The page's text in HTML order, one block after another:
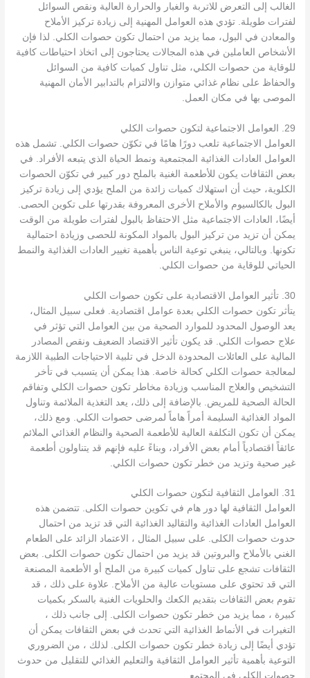
الغالب إلى التعرض للاتربة والغبار والحرارة العالية ونقص السوائل
لفترات طويلة. تؤدي هذه العوامل المهنية إلى زيادة تركيز الأملاح
والمعادن في البول، مما يزيد من احتمال تكون حصوات الكلي. لذا فإن
الأشخاص العاملين في هذه المجالات يحتاجون إلى اتخاذ احتياطات كافية
للوقاية من حصوات الكلي، مثل تناول كميات كافية من السوائل
والحفاظ على نظام غذائي متوازن والالتزام بالتدابير الأمان المهنية
الموصى بها في مكان العمل.
29. العوامل الاجتماعية لتكون حصوات الكلي
العوامل الاجتماعية تلعب دورًا هامًا في تكوّن حصوات الكلي. تشمل هذه
العوامل العادات الغذائية المجتمعية ونمط الحياة الذي يتبعه الأفراد. في
بعض الثقافات يكون للأطعمة الغنية بالملح دور كبير في تكوّن الحصوات
الكلوية، حيث أن استهلاك كميات زائدة من الملح يؤدي إلى زيادة تركيز
البول بالكالسيوم والأملاح الأخرى المعروفة بقدرتها على تكوين الحصى.
أيضًا، العادات الاجتماعية مثل الاحتفاظ بالبول لفترات طويلة من الوقت
يمكن أن تزيد من تركيز البول بالمواد المكونة للحصى وزيادة احتمالية
تكونها. وبالتالي، ينبغي توعية الناس بأهمية تغيير العادات الغذائية والنمط
الحياتي للوقاية من حصوات الكلي.
30. تأثير العوامل الاقتصادية على تكون حصوات الكلي
يتأثر تكون حصوات الكلي بعدة عوامل اقتصادية. فعلى سبيل المثال،
يعد الوصول المحدود للموارد الصحية من بين العوامل التي تؤثر في
علاج حصوات الكلي. قد يكون تأثير الاقتصاد الضعيف ونقص المصادر
المالية على العائلات المحدودة الدخل في تلبية الاحتياجات الطبية اللازمة
لمعالجة حصوات الكلي كحالة خاصة. هذا يمكن أن يتسبب في تأخر
التشخيص والعلاج المناسب وزيادة مخاطر تكون حصوات الكلي وتفاقم
الحالة الصحية للمريض. بالإضافة إلى ذلك، يعد التغذية الملائمة وتناول
المواد الغذائية السليمة أمراً هاماً لمرضى حصوات الكلي. ومع ذلك،
يمكن أن تكون التكلفة العالية للأطعمة الصحية والنظام الغذائي الملائم
عائقاً اقتصادياً أمام بعض الأفراد، وبناءً عليه فإنهم قد يتناولون أطعمة
غير صحية وتزيد من خطر تكون حصوات الكلي.
31. العوامل الثقافية لتكون حصوات الكلي
العوامل الثقافية لها دور هام في تكوين حصوات الكلى. تتضمن هذه
العوامل العادات الغذائية والتقاليد الغذائية التي قد تزيد من احتمال
حدوث حصوات الكلى. على سبيل المثال ، الاعتماد الزائد على الطعام
الغني بالأملاح والبروتين قد يزيد من احتمال تكون حصوات الكلى. بعض
الثقافات تشجع على تناول كميات كبيرة من الملح أو الأطعمة المصنعة
التي قد تحتوي على مستويات عالية من الأملاح. علاوة على ذلك ، قد
تقوم بعض الثقافات بتقديم الكعك والحلويات الغنية بالسكر بكميات
كبيرة ، مما يزيد من خطر تكون حصوات الكلى. إلى جانب ذلك ،
التغيرات في الأنماط الغذائية التي تحدث في بعض الثقافات يمكن أن
تؤدي أيضًا إلى زيادة خطر تكون حصوات الكلى. لذلك ، من الضروري
التوعية بأهمية تأثير العوامل الثقافية والتعليم الغذائي للتقليل من حدوث
حصوات الكلى في المجتمع.